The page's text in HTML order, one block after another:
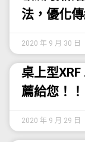
法，優化
2020 年 9 月 30 日
桌上型
薦給您！！
2020 年 9 月 29 日